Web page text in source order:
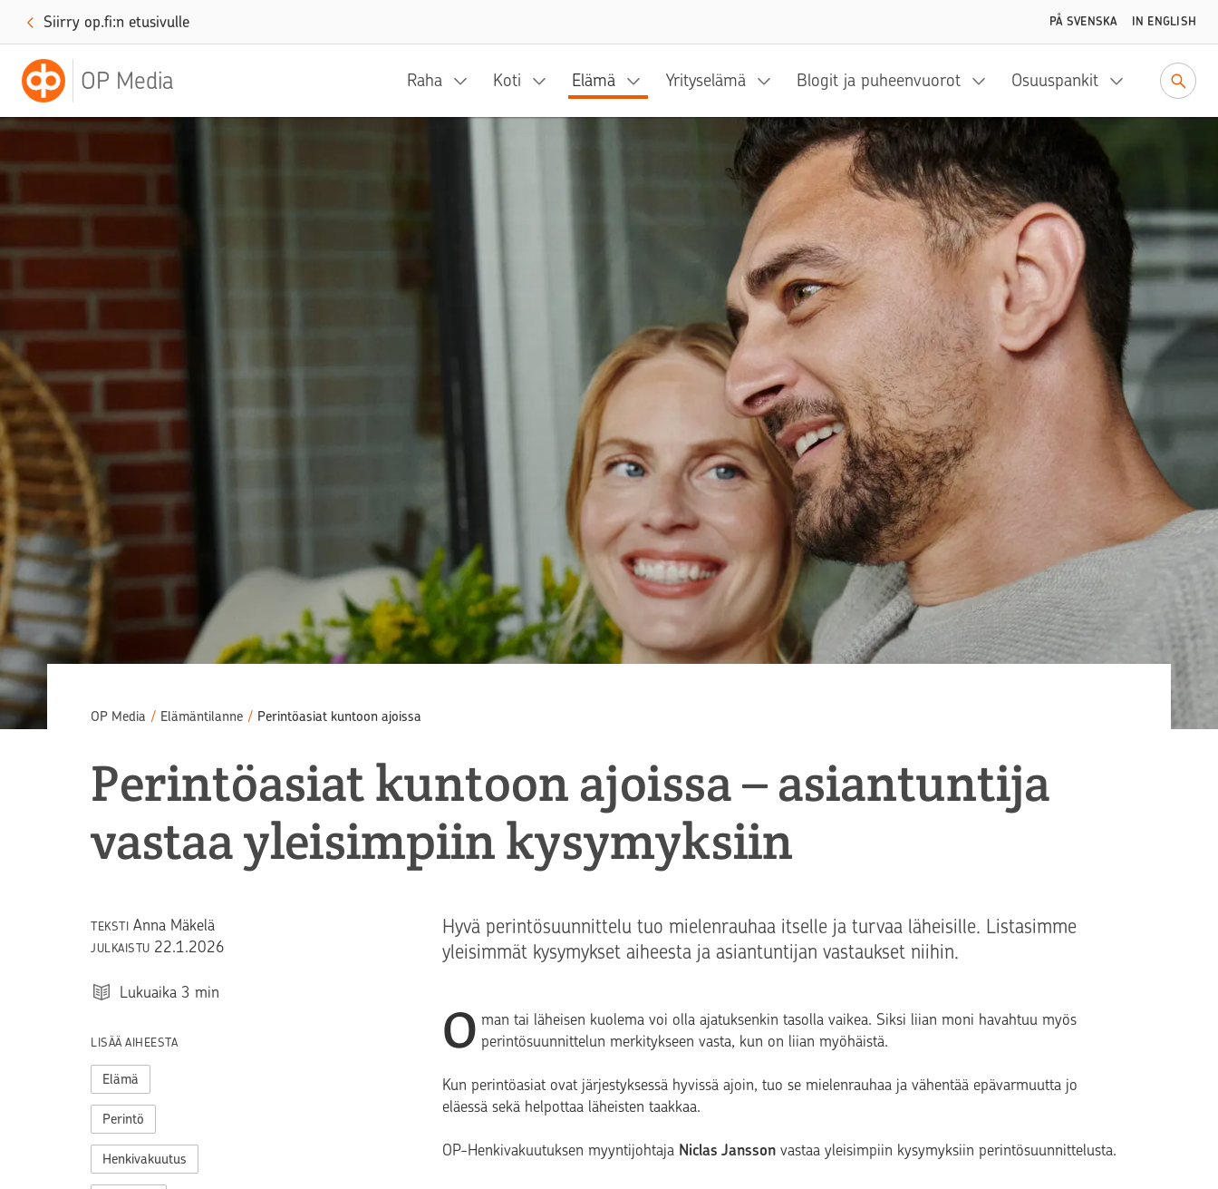
Siirry op.fi:n etusivulle PÅ SVENSKA IN ENGLISH
OP Media Raha Koti Elämä Yrityselämä Blogit ja puheenvuorot Osuuspankit
OP Media / Elämäntilanne / Perintöasiat kuntoon ajoissa
Perintöasiat kuntoon ajoissa – asiantuntija
vastaa yleisimpiin kysymyksiin
TEKSTI Anna Mäkelä
JULKAISTU 22.1.2026
Lukuaika 3 min
LISÄÄ AIHEESTA
Elämä
Perintö
Henkivakuutus
Hyvä perintösuunnittelu tuo mielenrauhaa itselle ja turvaa läheisille. Listasimme
yleisimmät kysymykset aiheesta ja asiantuntijan vastaukset niihin.
O man tai läheisen kuolema voi olla ajatuksenkin tasolla vaikea. Siksi liian moni havahtuu myös
perintösuunnittelun merkitykseen vasta, kun on liian myöhäistä.
Kun perintöasiat ovat järjestyksessä hyvissä ajoin, tuo se mielenrauhaa ja vähentää epävarmuutta jo
eläessä sekä helpottaa läheisten taakkaa.
OP-Henkivakuutuksen myyntijohtaja Niclas Jansson vastaa yleisimpiin kysymyksiin perintösuunnittelusta.